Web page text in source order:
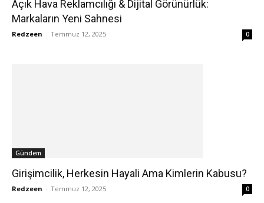
Açık Hava Reklamcılığı & Dijital Görünürlük:
Markaların Yeni Sahnesi
Redzeen - Temmuz 12, 2025 0
Gündem
Girişimcilik, Herkesin Hayali Ama Kimlerin Kabusu?
Redzeen - Temmuz 12, 2025 0